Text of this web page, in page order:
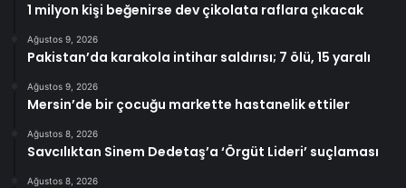
1 milyon kişi beğenirse dev çikolata raflara çıkacak
Ağustos 9, 2026
Pakistan’da karakola intihar saldırısı; 7 ölü, 15 yaralı
Ağustos 9, 2026
Mersin’de bir çocuğu markette hastanelik ettiler
Ağustos 8, 2026
Savcılıktan Sinem Dedetaş’a ‘Örgüt Lideri’ suçlaması
Ağustos 8, 2026